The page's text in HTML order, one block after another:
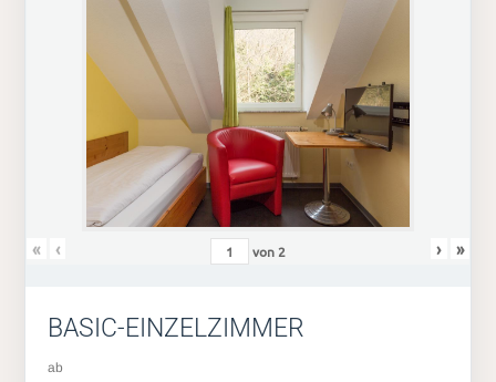
« ‹ von 2 › »
BASIC-EINZELZIMMER
ab